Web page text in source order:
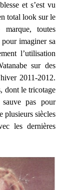
et s’est vu
total look sur le
toutes
imaginer sa
l’utilisation
sur des
2011-2012.
dont le tricotage
sauve pas pour
plusieurs siècles
les dernières